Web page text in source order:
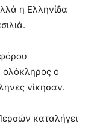
η Ελληνίδα
ολόκληρος ο
νίκησαν.
καταλήγει